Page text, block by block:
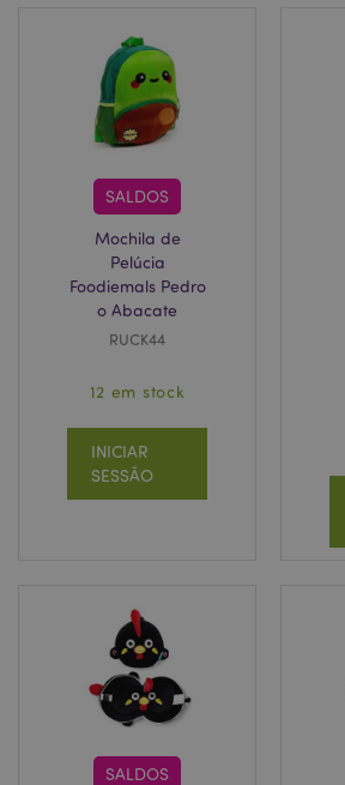
SALDOS
Mochila de
Pelúcia
Foodiemals Pedro
o Abacate
RUCK44
12 em stock
INICIAR
SESSÃO
SALDOS